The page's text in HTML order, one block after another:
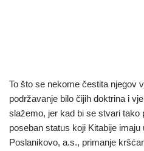
To što se nekome čestita njegov
podržavanje bilo čijih doktrina i
slažemo, jer kad bi se stvari tako
poseban status koji Kitabije
Poslanikovo, a.s., primanje